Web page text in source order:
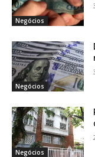
Negócios
Negócios
Negócios